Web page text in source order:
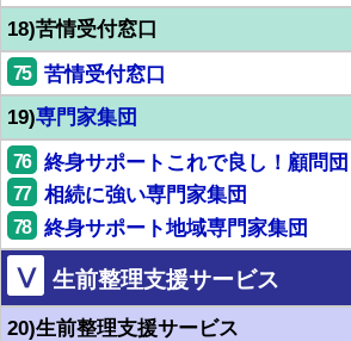
18)苦情受付窓口
75
苦情受付窓口
19)専門家集団
76 終身サポートこれで良し！顧問団
77 相続に強い専門家集団
78 終身サポート地域専門家集団
Ⅴ 生前整理支援サービス
20)生前整理支援サービス